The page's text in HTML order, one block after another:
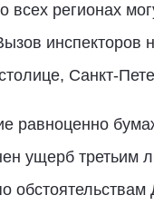
всех регионах
инспекторов
Санкт-
равноценно
ущерб третьим